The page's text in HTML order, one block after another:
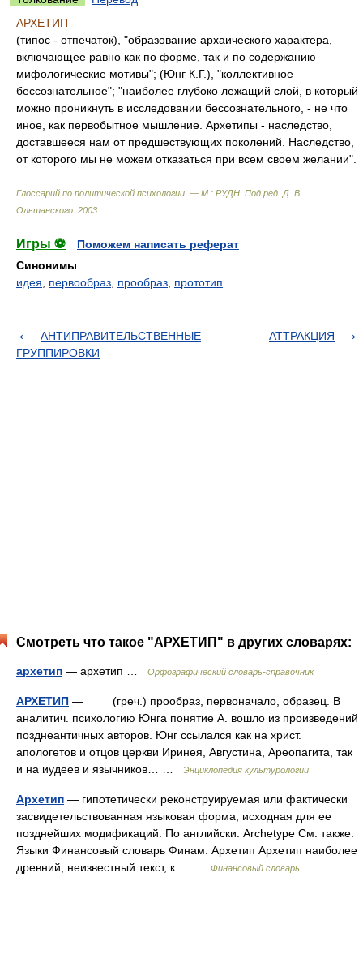
АРХЕТИП
(типос - отпечаток), "образование архаического характера,
включающее равно как по форме, так и по содержанию
мифологические мотивы"; (Юнг К.Г.), "коллективное
бессознательное"; "наиболее глубоко лежащий слой, в который
можно проникнуть в исследовании бессознательного, - не что
иное, как первобытное мышление. Архетипы - наследство,
доставшееся нам от предшествующих поколений. Наследство,
от которого мы не можем отказаться при всем своем желании".
Глоссарий по политической психологии. — М.: РУДН Под ред. Д. В.
Ольшанского 2003
Игры ⚽
Поможем написать реферат
Синонимы:
идея
первообраз прообраз прототип
АНТИПРАВИТЕЛЬСТВЕННЫЕ
ГРУППИРОВКИ
АТТРАКЦИЯ
Смотреть что такое "АРХЕТИП" в других словарях:
архетип — архетип … Орфографический словарь-справочник
АРХЕТИП — (греч.) прообраз, первоначало, образец. В
аналитич. психологию Юнга понятие А. вошло из произведений
позднеантичных авторов. Юнг ссылался как на христ.
апологетов и отцов церкви Иринея, Августина, Ареопагита, так
и на иудеев и язычников… …
Энциклопедия культурологии
Архетип — гипотетически реконструируемая или фактически
засвидетельствованная языковая форма, исходная для ее
позднейших модификаций. По английски: Archetype См. также:
Языки Финансовый словарь Финам. Архетип Архетип наиболее
древний, неизвестный текст, к… …
Финансовый словарь